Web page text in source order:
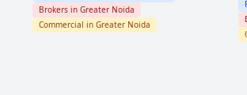
Brokers in Greater Noida
Commercial in Greater Noida